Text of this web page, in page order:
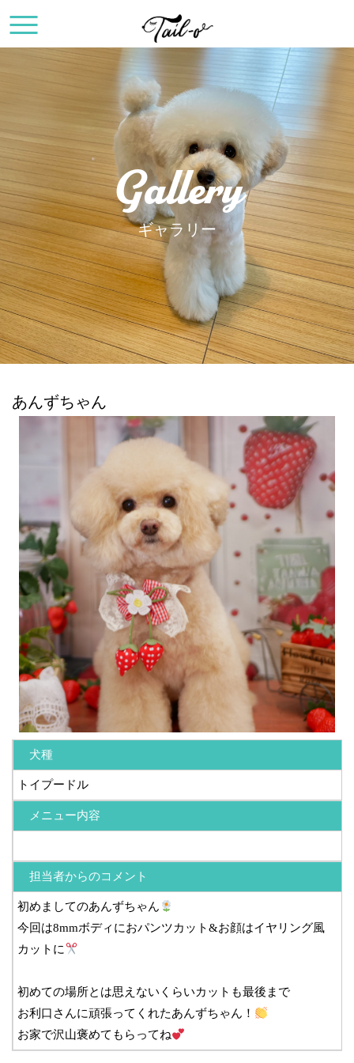
Gallery
ギャラリー
あんずちゃん
犬種
トイプードル
メニュー内容
担当者からのコメント
初めましてのあんずちゃん
今回は8mmボディにおパンツカット&お顔はイヤリング風
カットに
初めての場所とは思えないくらいカットも最後まで
お利口さんに頑張ってくれたあんずちゃん！
お家で沢山褒めてもらってね